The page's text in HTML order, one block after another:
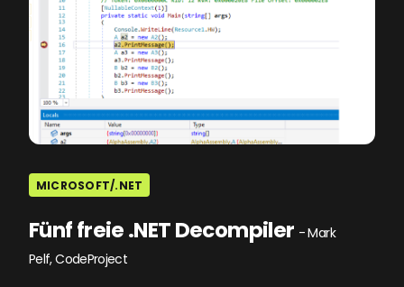
MICROSOFT/.NET
Fünf freie .NET Decompiler - Mark
Pelf, CodeProject